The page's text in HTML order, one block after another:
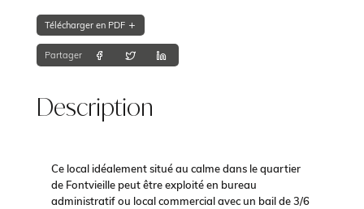
Télécharger en PDF
Partager
Description
Ce local idéalement situé au calme dans le quartier
de Fontvieille peut être exploité en bureau
administratif ou local commercial avec un bail de 3/6